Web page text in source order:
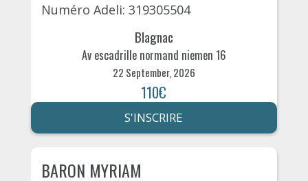
Numéro Adeli: 319305504
Blagnac
Av escadrille normand niemen 16
22 September, 2026
110€
S'INSCRIRE
BARON MYRIAM